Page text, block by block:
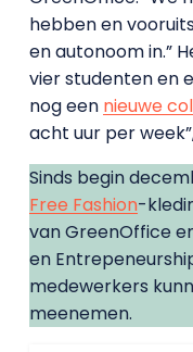
hebben en
en autonoom in.”
vier studenten en
nog een nieuwe
acht uur per
Sinds begin
Free Fashion-
van GreenOffice
en
medewerkers
meenemen.